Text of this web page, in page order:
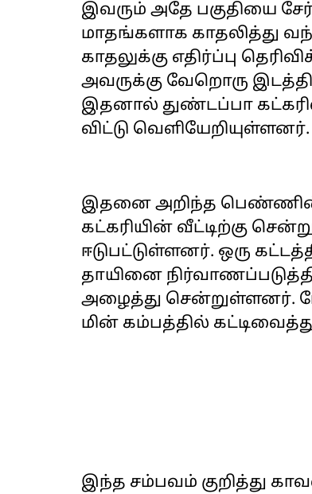
இவரும் அதே பகுதியை
மாதங்களாக காதலித்து
காதலுக்கு எதிர்ப்பு
அவருக்கு வேறொரு
இதனால் துண்டப்பா
விட்டு வெளியேறியுள்ளனர்.
இதனை அறிந்த பெண்ணின்
கட்கரியின் வீட்டிற்கு
ஈடுபட்டுள்ளனர். ஒரு
தாயினை
அழைத்து சென்றுள்ளனர்.
மின் கம்பத்தில்
இந்த சம்பவம் குறித்து